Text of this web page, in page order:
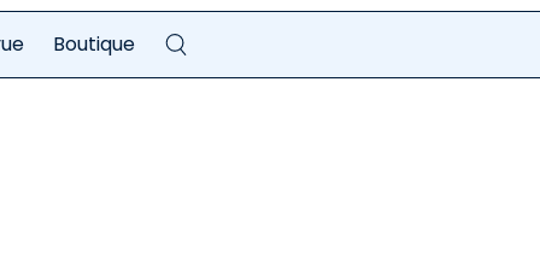
Boutique